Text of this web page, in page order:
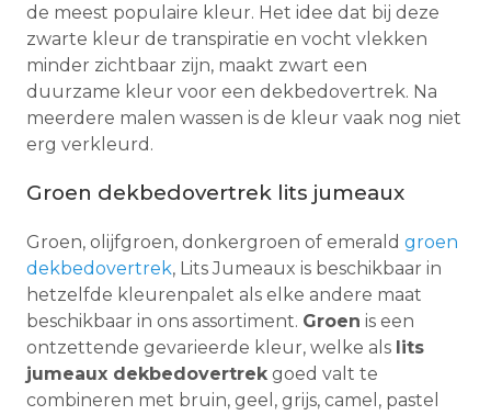
de meest populaire kleur. Het idee dat bij deze
zwarte kleur de transpiratie en vocht vlekken
minder zichtbaar zijn, maakt zwart een
duurzame kleur voor een dekbedovertrek. Na
meerdere malen wassen is de kleur vaak nog niet
erg verkleurd.
Groen dekbedovertrek lits jumeaux
Groen, olijfgroen, donkergroen of emerald groen
dekbedovertrek, Lits Jumeaux is beschikbaar in
hetzelfde kleurenpalet als elke andere maat
beschikbaar in ons assortiment. Groen is een
ontzettende gevarieerde kleur, welke als lits
jumeaux dekbedovertrekgoed valt te
combineren met bruin, geel, grijs, camel, pastel